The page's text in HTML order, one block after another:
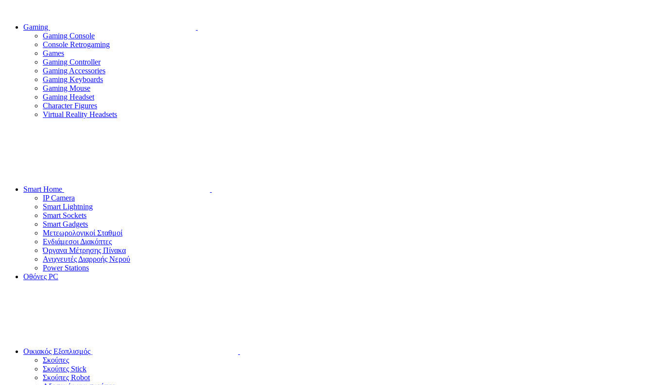
Gaming
Gaming Console
Console Retrogaming
Games
Gaming Controller
Gaming Accessories
Gaming Keyboards
Gaming Mouse
Gaming Headset
Character Figures
Virtual Reality Headsets
Smart Home
IP Camera
Smart Lightning
Smart Sockets
Smart Gadgets
Μετεωρολογικοί Σταθμοί
Ενδιάμεσοι Διακόπτες
Όργανα Μέτρησης Πίνακα
Ανιχνευτές Διαρροής Νερού
Power Stations
Οθόνες PC
Οικιακός Εξοπλισμός
Σκούπες
Σκούπες Stick
Σκούπες Robot